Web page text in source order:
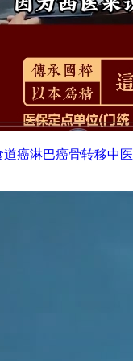
癌淋巴癌骨转移中